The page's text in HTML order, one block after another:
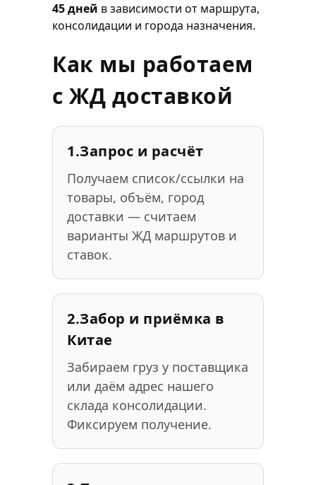
45 дней в зависимости от маршрута,
консолидации и города назначения.
Как мы работаем
с ЖД доставкой
1.Запрос и расчёт
Получаем список/ссылки на
товары, объём, город
доставки — считаем
варианты ЖД маршрутов и
ставок.
2.Забор и приёмка в
Китае
Забираем груз у поставщика
или даём адрес нашего
склада консолидации.
Фиксируем получение.